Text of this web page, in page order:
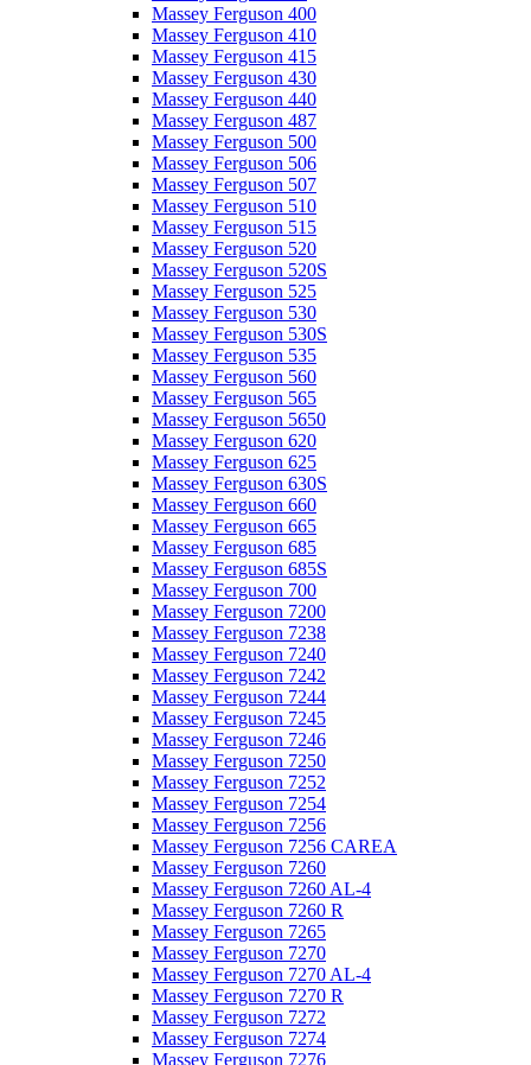
Massey Ferguson 400
Massey Ferguson 410
Massey Ferguson 415
Massey Ferguson 430
Massey Ferguson 440
Massey Ferguson 487
Massey Ferguson 500
Massey Ferguson 506
Massey Ferguson 507
Massey Ferguson 510
Massey Ferguson 515
Massey Ferguson 520
Massey Ferguson 520S
Massey Ferguson 525
Massey Ferguson 530
Massey Ferguson 530S
Massey Ferguson 535
Massey Ferguson 560
Massey Ferguson 565
Massey Ferguson 5650
Massey Ferguson 620
Massey Ferguson 625
Massey Ferguson 630S
Massey Ferguson 660
Massey Ferguson 665
Massey Ferguson 685
Massey Ferguson 685S
Massey Ferguson 700
Massey Ferguson 7200
Massey Ferguson 7238
Massey Ferguson 7240
Massey Ferguson 7242
Massey Ferguson 7244
Massey Ferguson 7245
Massey Ferguson 7246
Massey Ferguson 7250
Massey Ferguson 7252
Massey Ferguson 7254
Massey Ferguson 7256
Massey Ferguson 7256 CAREA
Massey Ferguson 7260
Massey Ferguson 7260 AL-4
Massey Ferguson 7260 R
Massey Ferguson 7265
Massey Ferguson 7270
Massey Ferguson 7270 AL-4
Massey Ferguson 7270 R
Massey Ferguson 7272
Massey Ferguson 7274
Massey Ferguson 7276